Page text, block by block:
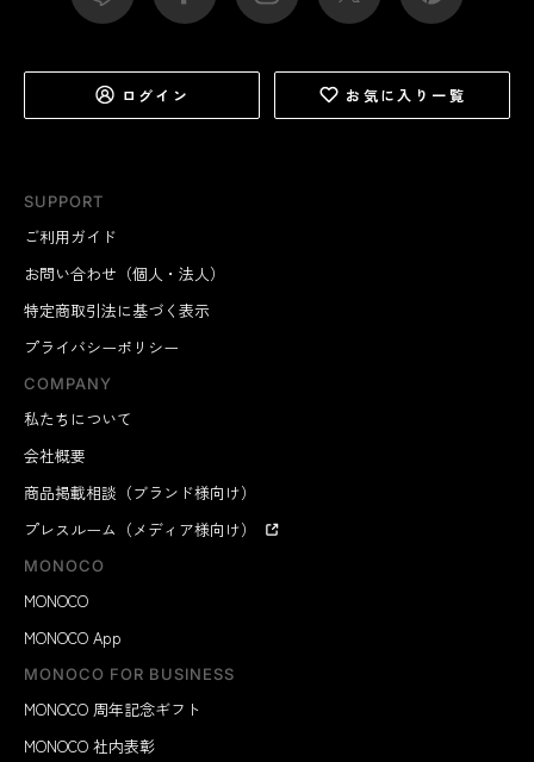
SUPPORT
ご利用ガイド
お問い合わせ（個人・法人）
特定商取引法に基づく表示
プライバシーポリシー
COMPANY
私たちについて
会社概要
商品掲載相談（ブランド様向け）
プレスルーム（メディア様向け）
MONOCO
MONOCO
MONOCO App
MONOCO FOR BUSINESS
MONOCO 周年記念ギフト
MONOCO 社内表彰
ログイン お気に入り一覧